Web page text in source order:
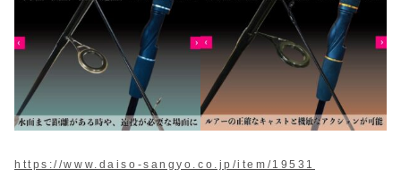
https://www.daiso-sangyo.co.jp/item/19531